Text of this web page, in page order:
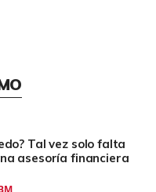
Tal vez solo falta
asesoría financiera